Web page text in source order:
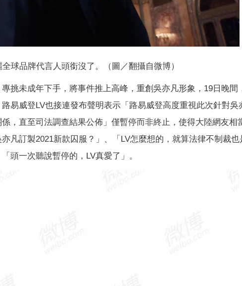
球品牌代言人頭銜沒了。（圖／翻攝自微博）
挑未成年下手，將事件推上高峰，重創吳亦凡形象，19日晚間
易威登LV也接連發布聲明表示「路易威登高度重視此次針對吳
，直至司法調查結果公佈」僅暫停而非終止，使得大陸網友相
凡訂製2021新款囚服？」、「LV怎麼想的，就算法律不制裁也
頭一次聽說暫停的，LV真愛了」。